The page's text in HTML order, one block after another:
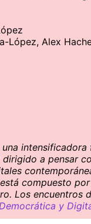
López, Alex
intensificadora
dirigido a pensar
compuesto
Los encuentros
y